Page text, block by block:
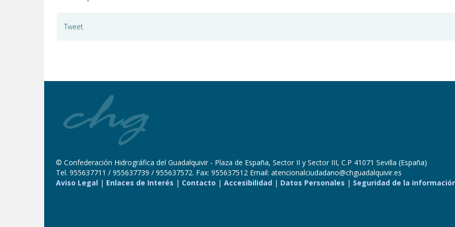
Tweet
© Confederación Hidrográfica del Guadalquivir - Plaza de España, Sector II y Sector III, C.P 41071 Sevilla (España)
Tel. 955637711 / 955637739 / 955637572. Fax: 955637512 Email: atencionalciudadano@chguadalquivir.es
Aviso Legal | Enlaces de Interés | Contacto |Accesibilidad | Datos Personales | Seguridad de la